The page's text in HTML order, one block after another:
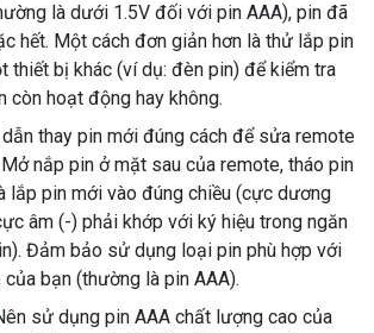
là dưới 1.5V đối với pin AAA), pin đã
hết. Một cách đơn giản hơn là thử lắp pin
thiết bị khác (ví dụ: đèn pin) để kiểm tra
còn hoạt động hay không.
dẫn thay pin mới đúng cách để sửa remote
nắp pin ở mặt sau của remote, tháo pin
lắp pin mới vào đúng chiều (cực dương
âm (-) phải khớp với ký hiệu trong ngăn
Đảm bảo sử dụng loại pin phù hợp với
bạn (thường là pin AAA).
sử dụng pin AAA chất lượng cao của